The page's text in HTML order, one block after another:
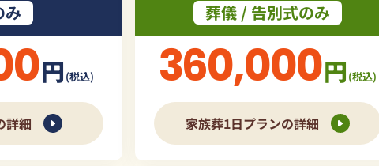
み
円 (税込)
詳細
葬儀 / 告別式のみ
360,000円 (税込)
家族葬1日プランの詳細